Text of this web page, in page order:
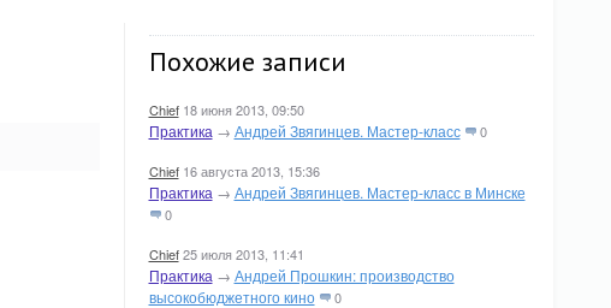
Похожие записи
Chief 18 июня 2013, 09:50
Практика → Андрей Звягинцев. Мастер-класс 0
Chief 16 августа 2013, 15:36
Практика → Андрей Звягинцев. Мастер-класс в Минске
0
Chief 25 июля 2013, 11:41
Практика → Андрей Прошкин: производство
высокобюджетного кино
0